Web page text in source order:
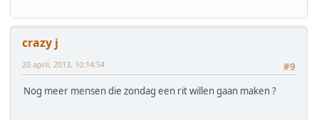
crazy j
#9
20 april, 2013, 10:14:54
Nog meer mensen die zondag een rit willen gaan maken ?